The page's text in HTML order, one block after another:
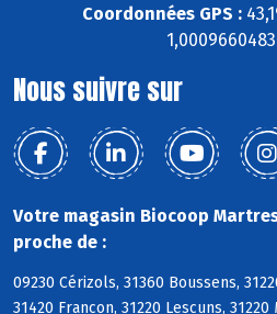
Coordonnées GPS :
Nous suivre sur
Votre magasin Biocoop
proche de :
09230 Cérizols, 31360 Boussens,
31420 Francon, 31220 Lescuns,